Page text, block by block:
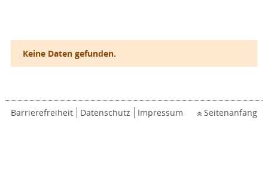
Keine Daten gefunden.
Barrierefreiheit Datenschutz Impressum Seitenanfang